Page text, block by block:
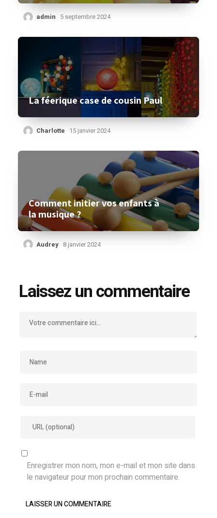
admin 5 septembre 2024
La féerique case de cousin Paul
Charlotte 15 janvier 2024
Comment initier vos enfants à
la musique ?
Audrey 8 janvier 2024
Laissez un commentaire
Enregistrer mon nom, mon e-mail et mon site dans
le navigateur pour mon prochain commentaire.